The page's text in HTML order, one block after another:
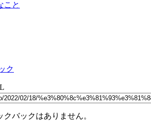
こと
ク
バックはありません。